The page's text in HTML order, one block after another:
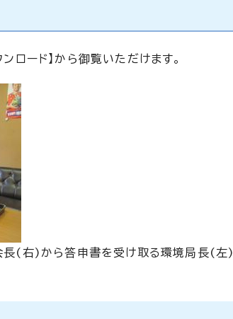
ロード】から御覧いただけます。
長(右)から答申書を受け取る環境局長(左)